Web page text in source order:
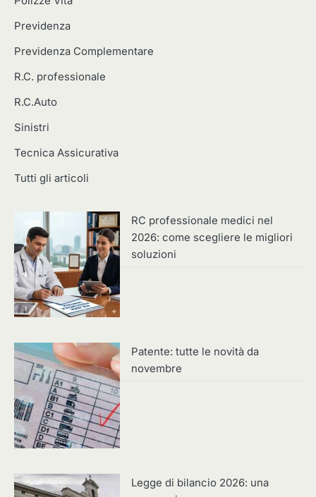
Previdenza
Previdenza Complementare
R.C. professionale
R.C.Auto
Sinistri
Tecnica Assicurativa
Tutti gli articoli
RC professionale medici nel
2026: come scegliere le migliori
soluzioni
Patente: tutte le novità da
novembre
Legge di bilancio 2026: una